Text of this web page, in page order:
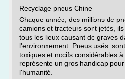
Recyclage pneus Chine
Chaque année, des millions de
camions et tracteurs sont jetés,
tous les lieux causant de graves
l'environnement. Pneus usés,
toxiques et nocifs considérables
représente un gros handicap
l'humanité.